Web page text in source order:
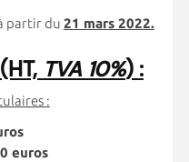
partir du 21 mars 2022.
TVA 10%) :
:
euros